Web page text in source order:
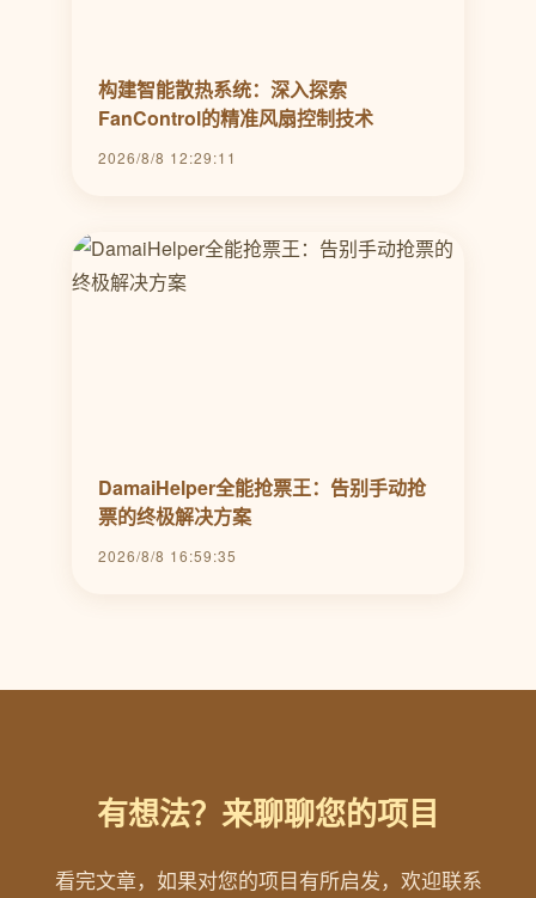
构建智能散热系统：深入探索
FanControl的精准风扇控制技术
2026/8/8 12:29:11
DamaiHelper全能抢票王：告别手动抢
票的终极解决方案
2026/8/8 16:59:35
有想法？来聊聊您的项目
看完文章，如果对您的项目有所启发，欢迎联系